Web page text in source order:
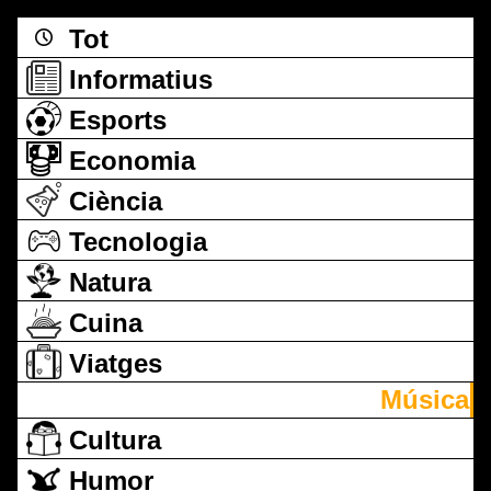
Tot
Informatius
Esports
Economia
Ciència
Tecnologia
Natura
Cuina
Viatges
Música
Cultura
Humor